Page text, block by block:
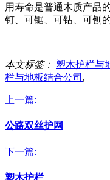
用寿命是普通木质产品
钉、可锯、可钻、可刨
本文标签： 塑木护栏与
栏与地板结合公司 ,
上一篇:
公路双丝护网
下一篇:
塑木护栏